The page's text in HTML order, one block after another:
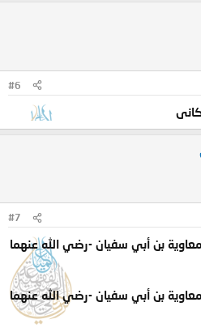
#6
#7
بن أبي سفيان -رضي الله عنهما
بن أبي سفيان -رضي الله عنهما